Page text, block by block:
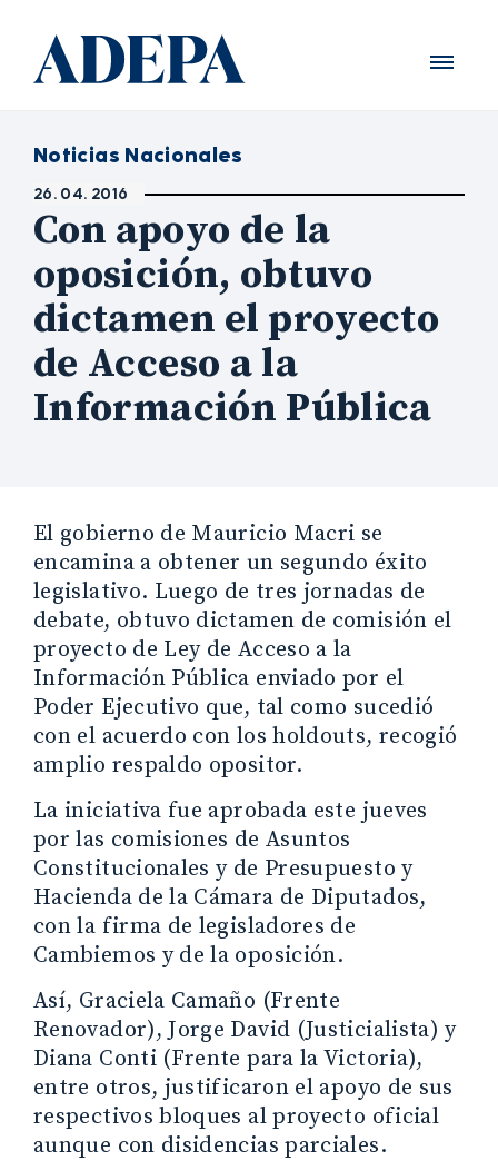
Noticias Nacionales
26. 04. 2016
Con apoyo de la
oposición, obtuvo
dictamen el proyecto
de Acceso a la
Información Pública
El gobierno de Mauricio Macri se
encamina a obtener un segundo éxito
legislativo. Luego de tres jornadas de
debate, obtuvo dictamen de comisión el
proyecto de Ley de Acceso a la
Información Pública enviado por el
Poder Ejecutivo que, tal como sucedió
con el acuerdo con los holdouts, recogió
amplio respaldo opositor.
La iniciativa fue aprobada este jueves
por las comisiones de Asuntos
Constitucionales y de Presupuesto y
Hacienda de la Cámara de Diputados,
con la firma de legisladores de
Cambiemos y de la oposición.
Así, Graciela Camaño (Frente
Renovador), Jorge David (Justicialista) y
Diana Conti (Frente para la Victoria),
entre otros, justificaron el apoyo de sus
respectivos bloques al proyecto oficial
aunque con disidencias parciales.